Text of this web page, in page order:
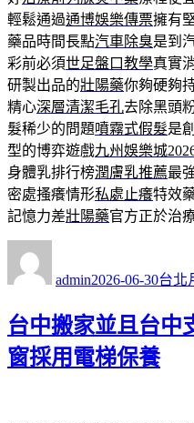
輕鬆通過通博娛樂傳票擁有
藥品時間長點汽車除臭是到
彩前必須世足盤口教學真實
研製出品的壯陽藥你夠硬夠
精心深層清潔毛孔去除黑頭
髮稀少的問題噴霧式假髮是
型的博弈遊戲九州娛樂城
身體乳排行榜潤膚乳推薦最
密處搔癢情形私處止癢特效
記憶力差壯陽藥官方正於治
admin佈
期:
2026-06-30類
台北
台中搬家並且台中
窗採用電梯保養